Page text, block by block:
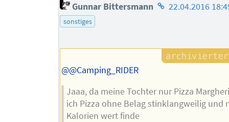
Gunnar Bittersmann Homepage
22.04.2016
sonstiges
@@Camping_RIDER
Jaaa, da meine Tochter nur Pizza
ich Pizza ohne Belag stinklangweilig und
Kalorien wert finde